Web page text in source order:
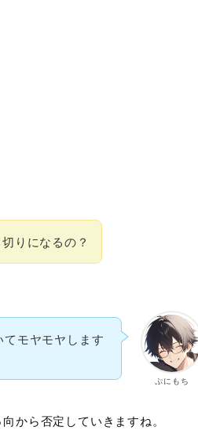
りになるの？
ぷにもち
モヤモヤします
から否定していきますね。